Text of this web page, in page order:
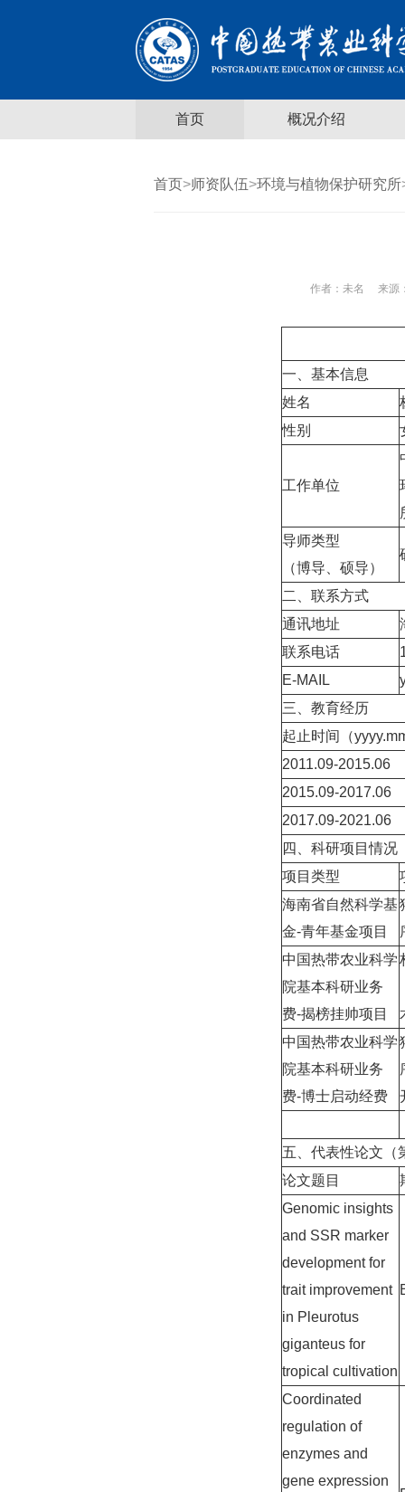
首页 概况介绍
首页>师资队伍>环境与植物保护研究所
作者： 未名 来源
一、基本信息
姓名
性别
工作单位
导师类型
（博导、硕导）
二、联系方式
通讯地址
联系电话
E-MAIL
三、教育经历
起止时间（
2011.09-2015.06
2015.09-2017.06
2017.09-2021.06
四、科研项目情况
项目类型
海南省自然科学基
金-青年基金项目
中国热带农业科学
院基本科研业务
费-揭榜挂帅项目
中国热带农业科学
院基本科研业务
费-博士启动经费
五、代表性论文（
论文题目
Genomic insights
and SSR marker
development for
trait improvement
in Pleurotus
giganteus for
tropical cultivation
Coordinated
regulation of
enzymes and
gene expression